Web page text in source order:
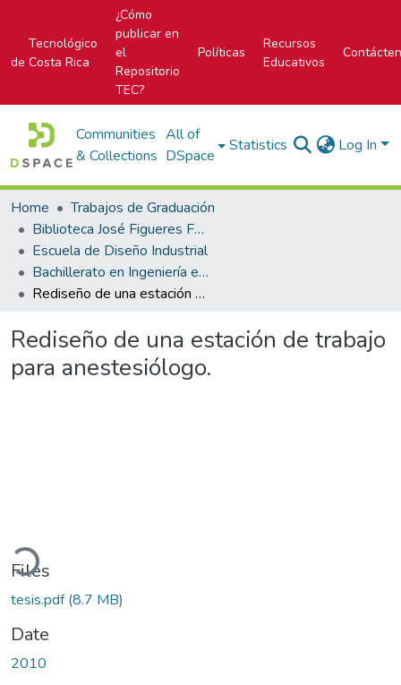
Tecnológico
de Costa Rica
¿Cómo
publicar en
el
Repositorio
TEC?
Políticas
Recursos
Educativos
Communities
& Collections
All of
DSpace
Statistics Log In
Home
Trabajos de Graduación
Biblioteca José Figueres Ferrer
Escuela de Diseño Industrial
Bachillerato en Ingeniería en Diseño Industrial
Rediseño de una estación de trabajo para anestesiólogo.
Rediseño de una estación de trabajo
para anestesiólogo.
Files
tesis.pdf(8.7 MB)
Date
2010